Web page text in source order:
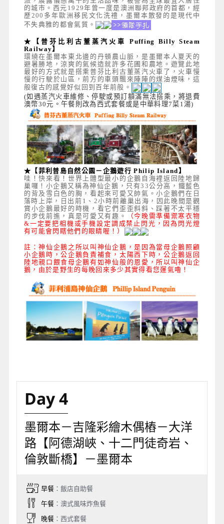
的城市。西元1929年曾一度是澳洲聯邦政府的首都，經
歷200多年歐洲移民文化洗禮，墨爾本散發的是現代中
不失典雅的都會氣質。
★【普芬比利古董蒸汽火車 Puffing Billy Steam
Railway】
環繞在墨爾本東北邊的丹頓農山脈，是墨爾本人夏天的
避暑勝地，涼爽的氣候造就許多花圃和農地。遊覽此地
最好的方式就是搭乘普芬比利古董蒸汽火車了，火車慢
慢的行駛於山區，前方的車頭飄來陣陣的煤油煙味，這
般復古的感覺好似回到百年前般。
(如遇蒸汽火車維修、停駛或預訂額滿無法搭乘，將退費
澳幣30元。午餐則改為西式套餐或是中華料理7菜1湯)
★【菲利普島自然公園－企鵝遊行 Philip Island】
哇！快來看！世界上體型最小的企鵝自海裡返回陸地歸
巢囉！小企鵝又稱為神仙企鵝，只有33公分高，鐵藍色
的背及雪白色的胸，看起來可愛又帥氣。小企鵝們在日
落時上岸，日出前1、2小時前離巢出海，因此晚間是觀
賞小企鵝最好的時機，看它們歪歪斜斜、踩著不太平穩
的步伐前進，真是可愛又有趣。
（今晚需準備禦寒衣物
&一 定要把相機或手機設定調成禁止閃光 ，因為閃光燈
有可能會閃瞎他們的眼睛喔！ ）
註：神仙企鵝之所以叫神仙企鵝，是因為當母企鵝照顧
小企鵝時，公企鵝負責補食，太陽西下時，公企鵝返回
陸地親口餵食母企鵝有如神仙般的恩愛，所以叫神仙企
鵝，由於是野生的每晚回來多少其實得看您運氣嚕！
Day 4
墨爾本－吉隆彩繪木偶樁－大洋
路【阿德湖峽、十二門徒奇岩、
倫敦斷橋】－墨爾本
早餐：飯店自助餐
午餐：澳式風味炸魚餐
晚餐：西式套餐